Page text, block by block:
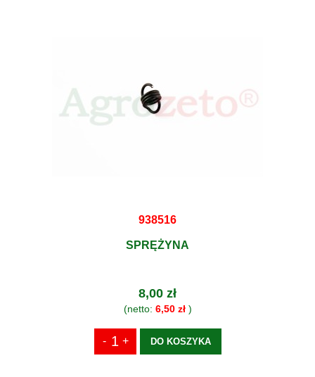
938516
SPRĘŻYNA
8,00 zł
(netto: 6,50 zł)
DO KOSZYKA